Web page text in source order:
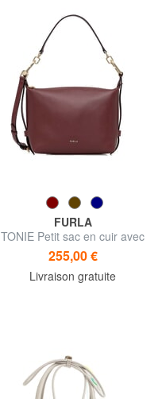
FURLA
TONIE Petit sac en cuir avec
bandoulière
255,00 €
Livraison gratuite